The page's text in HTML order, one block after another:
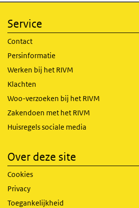
Service
Contact
Persinformatie
Werken bij het RIVM
Klachten
Woo-verzoeken bij het RIVM
Zakendoen met het RIVM
Huisregels sociale media
Over deze site
Cookies
Privacy
Toegankelijkheid